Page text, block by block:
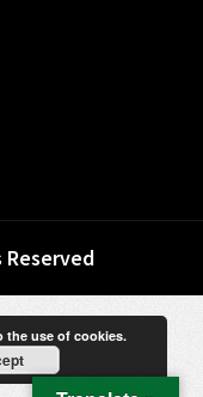
the use of cookies.